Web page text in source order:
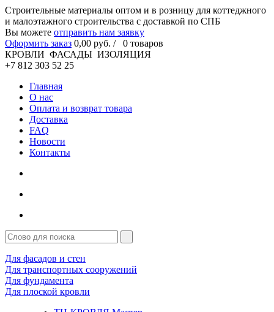
Cтроительные материалы оптом и в розницу для коттеджного
и малоэтажного строительства с доставкой по СПБ
Вы можете отправить нам заявку
Оформить заказ 0,00 руб. / 0 товаров
КРОВЛИ ФАСАДЫ ИЗОЛЯЦИЯ
+7 812 303 52 25
Главная
О нас
Оплата и возврат товара
Доставка
FAQ
Новости
Контакты
Для фасадов и стен
Для транспортных сооружений
Для фундамента
Для плоской кровли